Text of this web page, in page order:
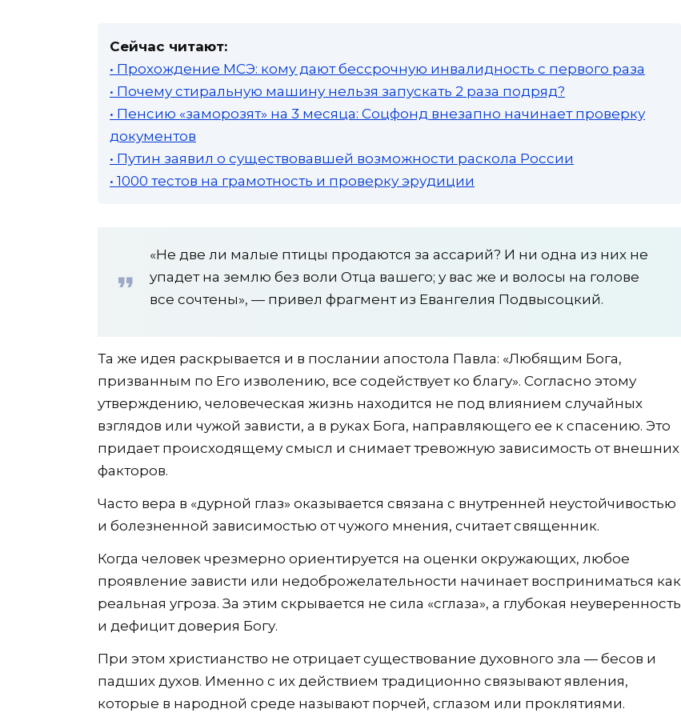
Сейчас читают:
• Прохождение МСЭ: кому дают бессрочную инвалидность с первого раза
• Почему стиральную машину нельзя запускать 2 раза подряд?
• Пенсию «заморозят» на 3 месяца: Соцфонд внезапно начинает проверку
документов
• Путин заявил о существовавшей возможности раскола России
• 1000 тестов на грамотность и проверку эрудиции
«Не две ли малые птицы продаются за ассарий? И ни одна из них не
упадет на землю без воли Отца вашего; у вас же и волосы на голове
все сочтены», — привел фрагмент из Евангелия Подвысоцкий.
Та же идея раскрывается и в послании апостола Павла: «Любящим Бога,
призванным по Его изволению, все содействует ко благу». Согласно этому
утверждению, человеческая жизнь находится не под влиянием случайных
взглядов или чужой зависти, а в руках Бога, направляющего ее к спасению. Это
придает происходящему смысл и снимает тревожную зависимость от внешних
факторов.
Часто вера в «дурной глаз» оказывается связана с внутренней неустойчивостью
и болезненной зависимостью от чужого мнения, считает священник.
Когда человек чрезмерно ориентируется на оценки окружающих, любое
проявление зависти или недоброжелательности начинает восприниматься как
реальная угроза. За этим скрывается не сила «сглаза», а глубокая неуверенность
и дефицит доверия Богу.
При этом христианство не отрицает существование духовного зла — бесов и
падших духов. Именно с их действием традиционно связывают явления,
которые в народной среде называют порчей, сглазом или проклятиями.